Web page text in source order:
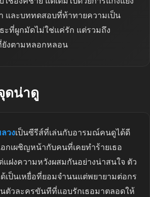
และบททดสอบที่ท้าทายความเป็น
ะที่ผูกมัดไม่ใช่แค่รัก แต่รวมถึง
งตามหลอกหลอน
ดน่าดู
วงเป็นซีรีส์ที่เล่นกับอารมณ์คนดูได้ดี
กเผชิญหน้ากับคนที่เคยทำร้ายเธอ
ฝงความหวังผสมกันอย่างน่าสนใจ ตัว
เป็นเหยื่อที่ยอมจำนนแต่พยายามต่อกร
ตัวละครขันทีที่แอบรักเธอมาตลอดให้